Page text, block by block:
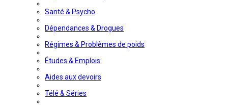
Santé & Psycho
Dépendances & Drogues
Régimes & Problèmes de poids
Études & Emplois
Aides aux devoirs
Télé & Séries